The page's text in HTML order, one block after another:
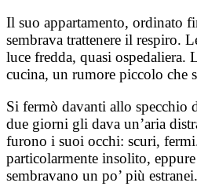
Il suo appartamento, ordinato
sembrava trattenere il respiro.
luce fredda, quasi ospedaliera.
cucina, un rumore piccolo che
Si fermò davanti allo specchio
due giorni gli dava un’aria
furono i suoi occhi: scuri,
particolarmente insolito,
sembravano un po’ più estranei.